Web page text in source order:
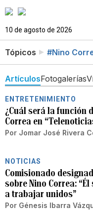
10 de agosto de 2026
Tópicos #Nino
ArtículosFotogalerías
ENTRETENIMIENTO
¿Cuál será la función
Correa en
Por Jomar José Rivera
NOTICIAS
Comisionado
sobre Nino Correa:
a trabajar unidos”
Por Génesis Ibarra